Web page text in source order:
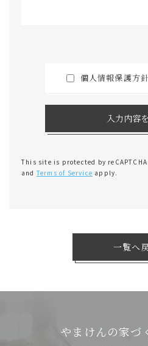
個人情報保護方
入力内容
This site is protected by
andTerms of Service apply.
一覧へ
やまけんの家づ